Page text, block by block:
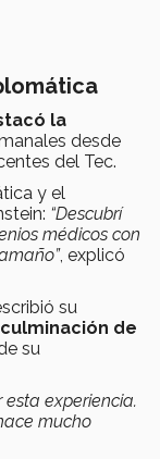
la
desde
del Tec.
y el
“Descubrí
médicos con
, explicó
su
de
su
esta experiencia.
mucho